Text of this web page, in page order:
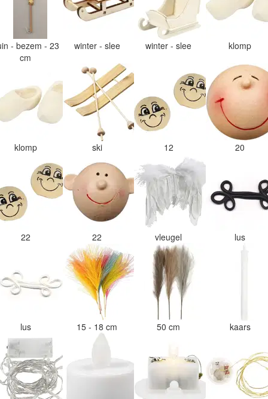
- bezem - 23
cm
winter - slee winter - slee klomp
klomp ski 12 20
22 22 vleugel lus
lus 15 - 18 cm 50 cm kaars